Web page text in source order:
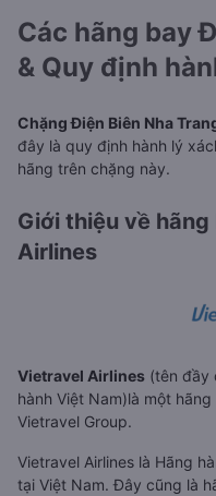
Các hãng bay
& Quy định
Chặng Điện Biên Nha
đây là quy định hành lý
hãng trên chặng này.
Giới thiệu về
Airlines
Vietravel Airlines (tên đầy
hành Việt Nam)là một
Vietravel Group.
Vietravel Airlines là Hãng
tại Việt Nam. Đây cũng là